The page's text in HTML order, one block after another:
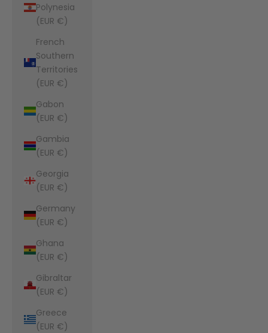
Polynesia
(EUR €)
French
Southern
Territories
(EUR €)
Gabon
(EUR €)
Gambia
(EUR €)
Georgia
(EUR €)
Germany
(EUR €)
Ghana
(EUR €)
Gibraltar
(EUR €)
Greece
(EUR €)